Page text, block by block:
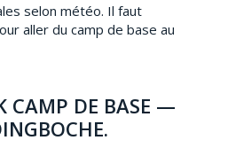
selon météo. Il faut
aller du camp de base au
CAMP DE BASE —